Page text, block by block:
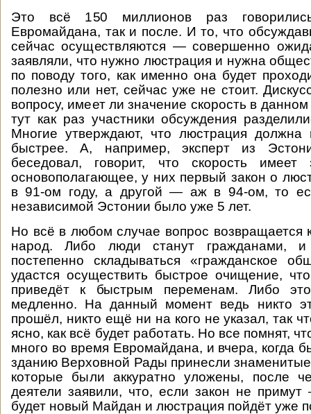
Это всё 150 миллионов раз
Евромайдана, так и после. И то, что
сейчас осуществляются — совершенно
заявляли, что нужно люстрация и нужна
по поводу того, как именно она будет
полезно или нет, сейчас уже не стоит.
вопросу, имеет ли значение скорость в
тут как раз участники обсуждения
Многие утверждают, что люстрация должна
быстрее. А, например, эксперт из
беседовал, говорит, что скорость
основополагающее, у них первый закон о
в 91-ом году, а другой — аж в 94-ом, то
независимой Эстонии было уже 5 лет.
Но всё в любом случае вопрос возвращается
народ. Либо люди станут гражданами,
постепенно складываться «гражданское
удастся осуществить быстрое очищение,
приведёт к быстрым переменам. Либо
медленно. На данный момент ведь никто
прошёл, никто ещё ни на кого не указал, так
ясно, как всё будет работать. Но все помнят,
много во время Евромайдана, и вчера, когда
зданию Верховной Рады принесли
которые были аккуратно уложены, после
деятели заявили, что, если закон не
будет новый Майдан и люстрация пойдёт уже